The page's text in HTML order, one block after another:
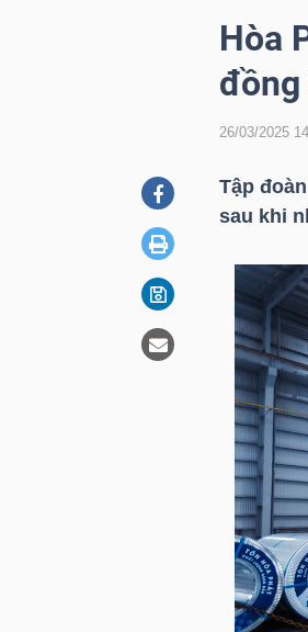
Hòa
26/03/2025
Tập
sau khi